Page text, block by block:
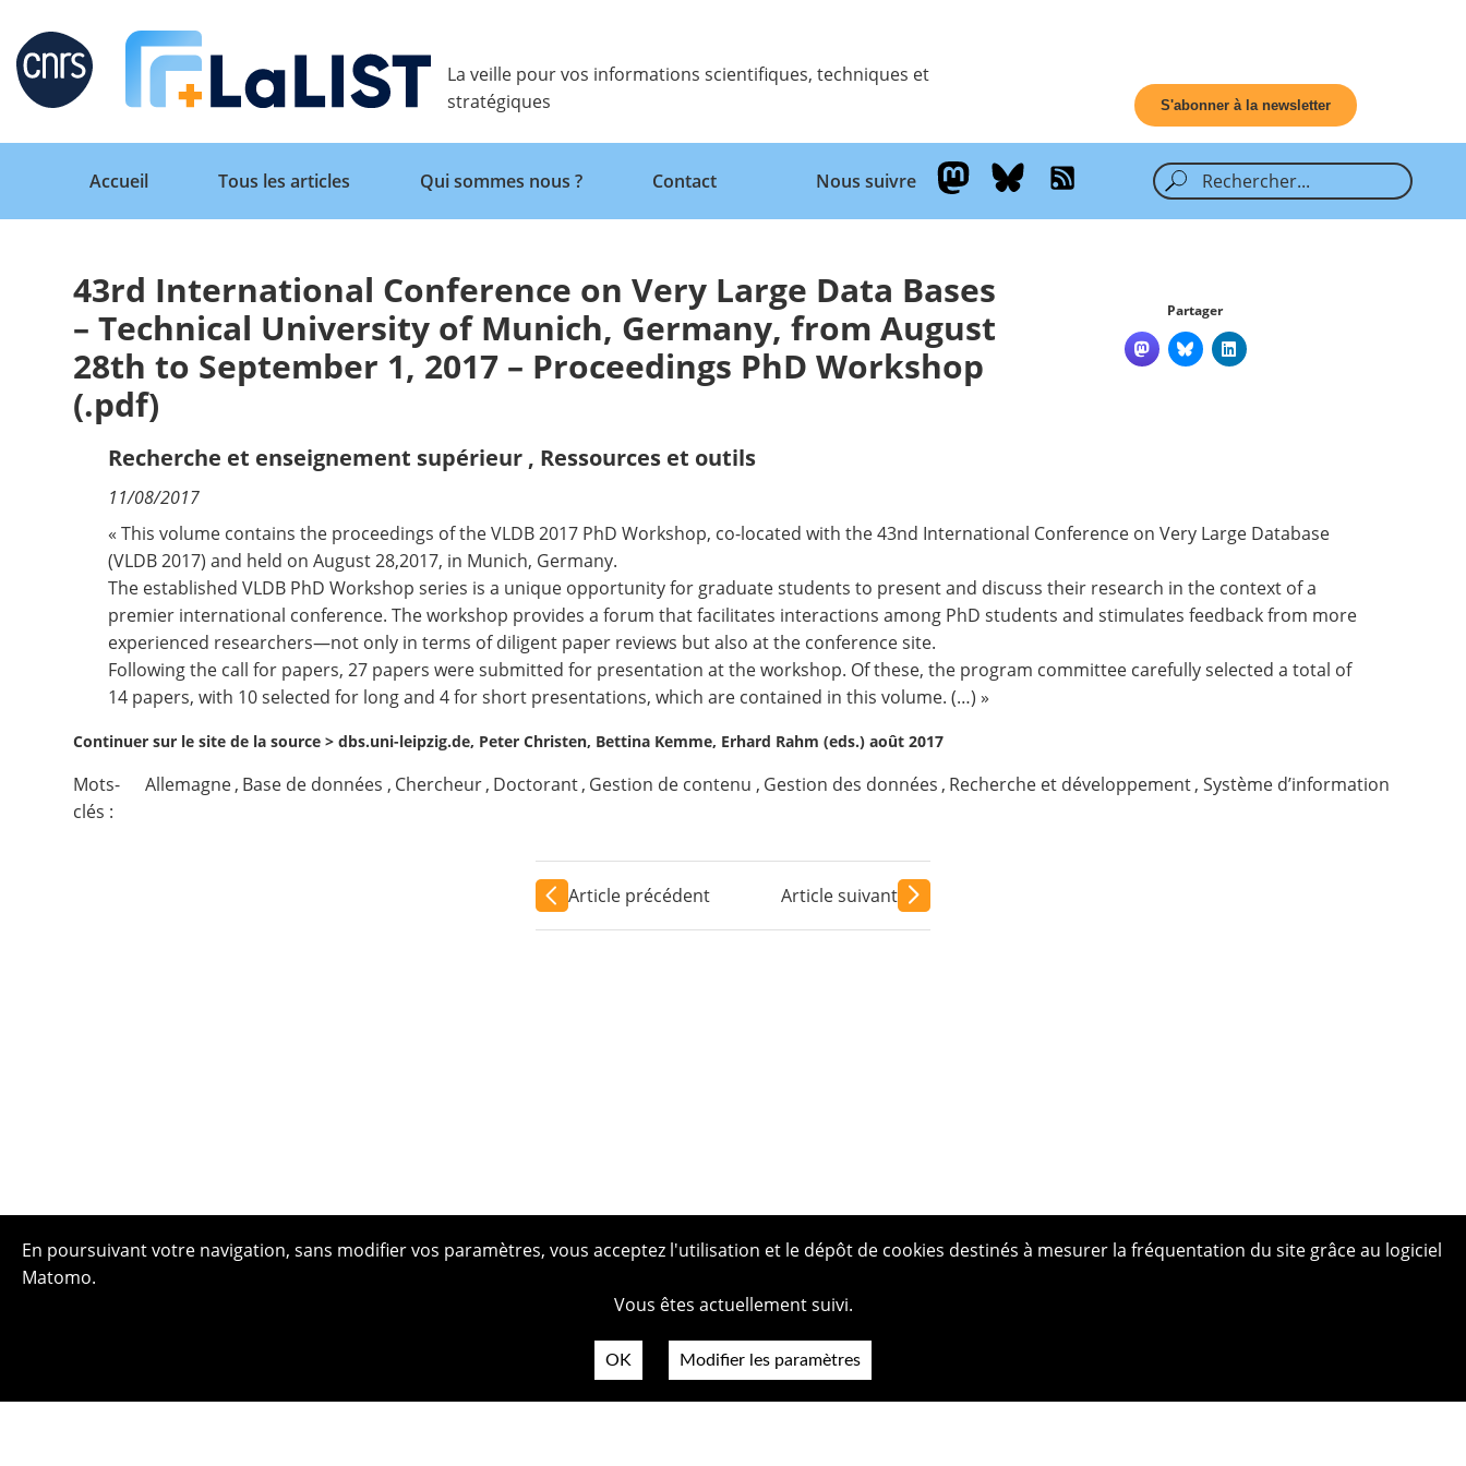
Retour
Tous les articles
Qui sommes nous ?
Nous suivre
La veille pour vos informations scientifiques, techniques et
stratégiques
S'abonner à la newsletter
Retour
Accueil
Tous les articles Qui sommes nous ? Contact Nous suivre
43rd International Conference on Very Large Data Bases
– Technical University of Munich, Germany, from August
28th to September 1, 2017 – Proceedings PhD Workshop
(.pdf)
Partager
Recherche et enseignement supérieur , Ressources et outils
11/08/2017
« This volume contains the proceedings of the VLDB 2017 PhD Workshop, co-located with the43nd International Conference on Very Large Database
(VLDB 2017) and held on August 28,2017, in Munich, Germany.
The established VLDB PhD Workshop series is a unique opportunity for graduate students to present and discuss their research in the context of a
premier international conference. The workshop provides a forum that facilitates interactions among PhD students and stimulates feedback from more
experienced researchers—not only in terms of diligent paper reviews but also at the conference site.
Following the call for papers, 27 papers were submitted for presentation at the workshop. Of these, the program committee carefully selected a total of
14 papers, with 10 selected for long and 4 for short presentations, which are contained in this volume. (…) »
Continuer sur le site de la source >dbs.uni-leipzig.de, Peter Christen, Bettina Kemme, Erhard Rahm (eds.) août 2017
Mots-
clés :
Allemagne, Base de données , Chercheur, Doctorant, Gestion de contenu , Gestion des données , Recherche et développement, Système d’information
Article précédent Article suivant
En poursuivant votre navigation, sans modifier vos paramètres, vous acceptez l'utilisation et le dépôt de cookies destinés à mesurer la fréquentation du site grâce au logiciel
Matomo.
Vous êtes actuellement suivi.
OK Modifier les paramètres